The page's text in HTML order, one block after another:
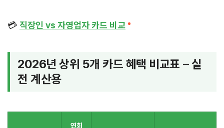
💳 직장인 vs 자영업자 카드 비교
2026년 상위 5개 카드 혜택 비교표 – 실
전 계산용
연회